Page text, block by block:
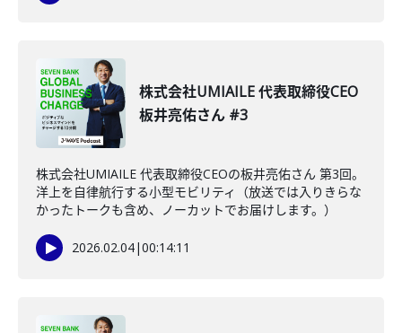
株式会社UMIAILE 代表取締役CEO
板井亮佑さん #3
株式会社UMIAILE 代表取締役CEOの板井亮佑さん 第3回。
洋上を自律航行する小型モビリティ（放送では入りきらな
かったトークも含め、ノーカットでお届けします。）
2026.02.04|00:14:11